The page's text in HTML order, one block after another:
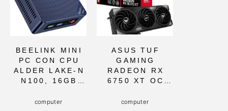
BEELINK MINI
PC CON CPU
ALDER LAKE-N
N100, 16GB
SSD, WIFI6 Y
computer
ASUS TUF
GAMING
RADEON RX
6750 XT OC
GDDR6 CON
computer